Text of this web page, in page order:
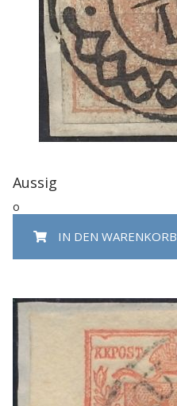
Aussig
o
IN DEN WARENKORB